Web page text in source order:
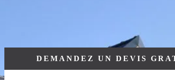
DEMANDEZ UN DEVIS